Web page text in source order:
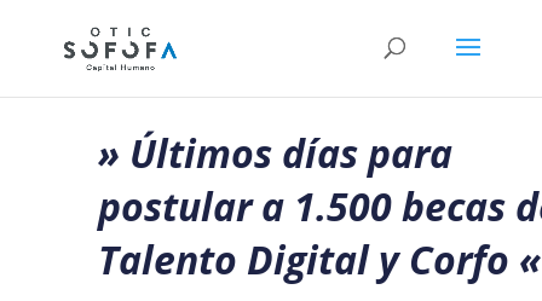
» Últimos días para
postular a 1.500 becas
Talento Digital y Corfo «